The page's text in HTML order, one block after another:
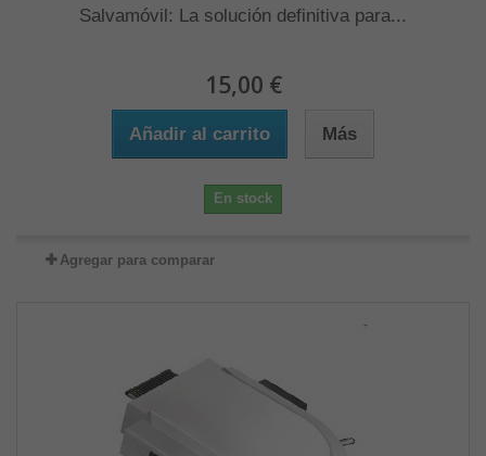
Salvamóvil: La solución definitiva para...
15,00 €
Añadir al carrito Más
En stock
Agregar para comparar